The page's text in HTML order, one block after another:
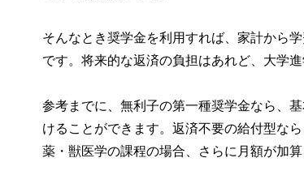
そんなとき奨学金を利用すれば、家計から
です。将来的な返済の負担はあれど、大学
参考までに、無利子の第一種奨学金なら、
けることができます。返済不要の給付型な
薬・獣医学の課程の場合、さらに月額が加算